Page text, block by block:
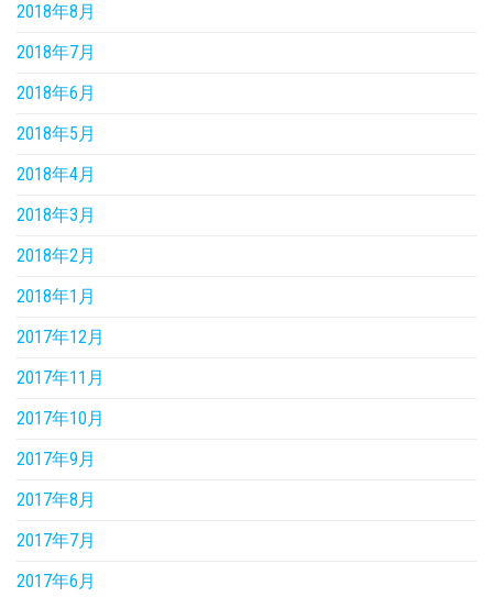
2018年8月
2018年7月
2018年6月
2018年5月
2018年4月
2018年3月
2018年2月
2018年1月
2017年12月
2017年11月
2017年10月
2017年9月
2017年8月
2017年7月
2017年6月